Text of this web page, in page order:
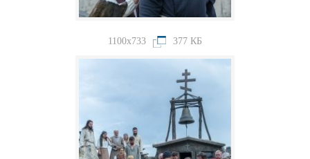
1100x733 377 КБ